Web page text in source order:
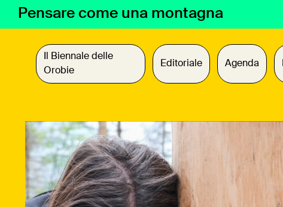
Pensare come una montagna
Il Biennale delle
Orobie
Editoriale Agenda